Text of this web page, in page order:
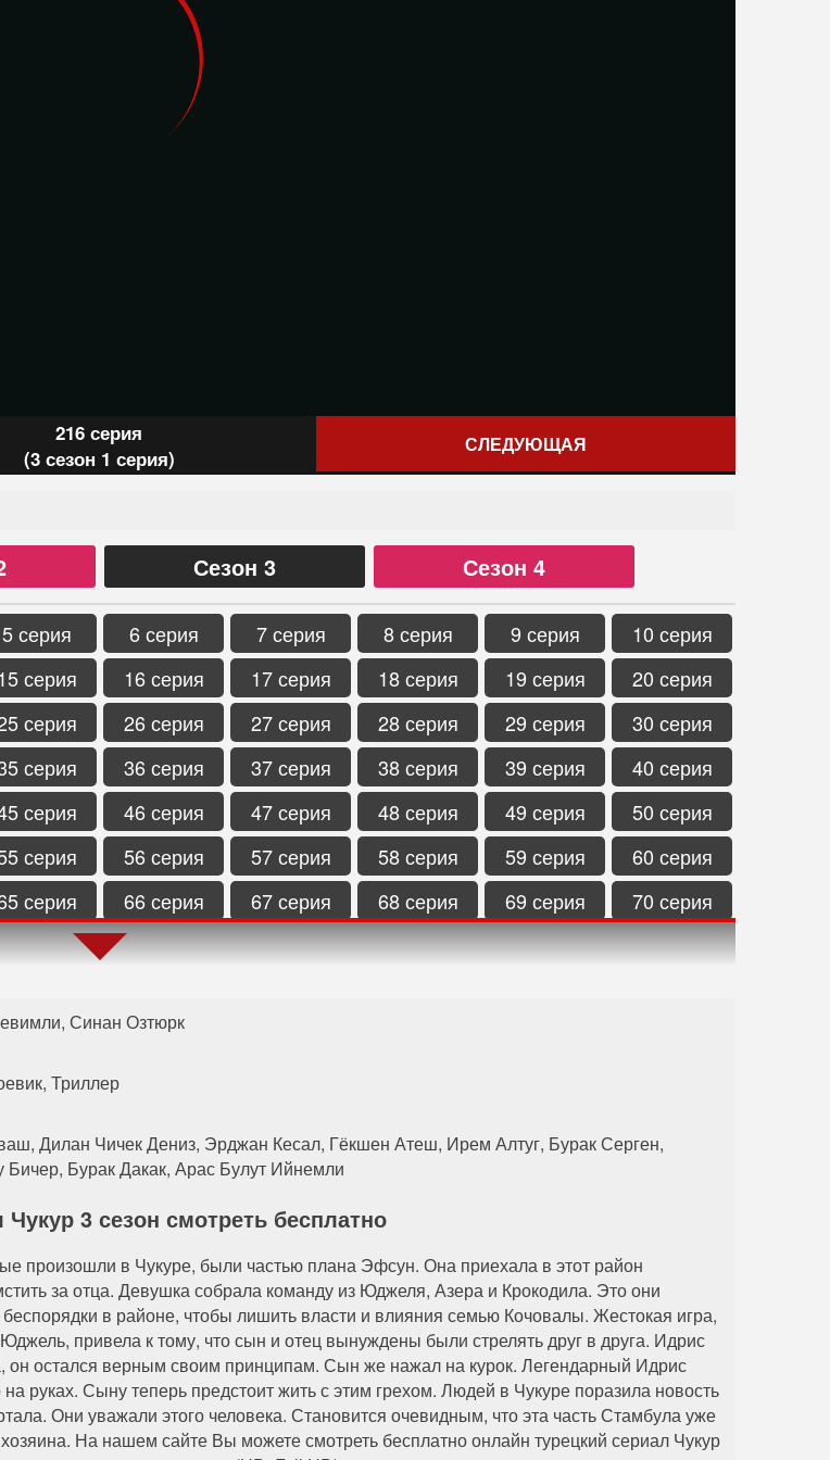
216 серия
(3 сезон 1 серия)
СЛЕДУЮЩАЯ
Сезон 3 Сезон 4
5 серия 6 серия 7 серия 8 серия 9 серия
10 серия
серия 16 серия 17 серия 18 серия 19 серия
20 серия
серия 26 серия 27 серия 28 серия 29 серия
30 серия
серия 36 серия 37 серия 38 серия 39 серия
40 серия
серия 46 серия 47 серия 48 серия 49 серия
50 серия
серия 56 серия 57 серия 58 серия 59 серия
60 серия
серия 66 серия 67 серия 68 серия 69 серия
70 серия
серия 76 серия 77 серия 78 серия 79 серия
80 серия
Синан Озтюрк
Триллер
Дилан Чичек Дениз, Эрджан Кесал, Гёкшен Атеш, Ирем Алтуг, Бурак Серген,
Бурак Дакак, Арас Булут Ийнемли
Чукур 3 сезон смотреть бесплатно
произошли в Чукуре, были частью плана Эфсун. Она приехала в этот район
за отца. Девушка собрала команду из Юджеля, Азера и Крокодила. Это они
беспорядки в районе, чтобы лишить власти и влияния семью Кочовалы. Жестокая игра,
привела к тому, что сын и отец вынуждены были стрелять друг в друга. Идрис
он остался верным своим принципам. Сын же нажал на курок. Легендарный Идрис
руках. Сыну теперь предстоит жить с этим грехом. Людей в Чукуре поразила новость
Они уважали этого человека. Становится очевидным, что эта часть Стамбула уже
На нашем сайте Вы можете смотреть бесплатно онлайн турецкий сериал Чукур